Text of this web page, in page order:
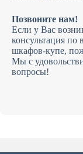
Позвоните нам!
Если у Вас
консультация по
шкафов-купе,
Мы с
вопросы!